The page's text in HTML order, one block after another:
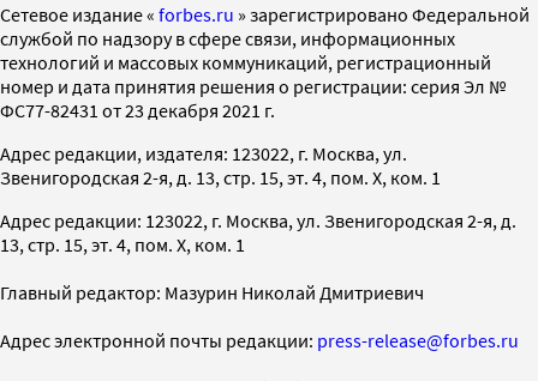
Cетевое издание « forbes.ru » зарегистрировано Федеральной
службой по надзору в сфере связи, информационных
технологий и массовых коммуникаций, регистрационный
номер и дата принятия решения о регистрации: серия Эл №
ФС77-82431 от 23 декабря 2021 г.
Адрес редакции, издателя: 123022, г. Москва, ул.
Звенигородская 2-я, д. 13, стр. 15, эт. 4, пом. X, ком. 1
Адрес редакции: 123022, г. Москва, ул. Звенигородская 2-я, д.
13, стр. 15, эт. 4, пом. X, ком. 1
Главный редактор: Мазурин Николай Дмитриевич
Адрес электронной почты редакции: press-release@forbes.ru